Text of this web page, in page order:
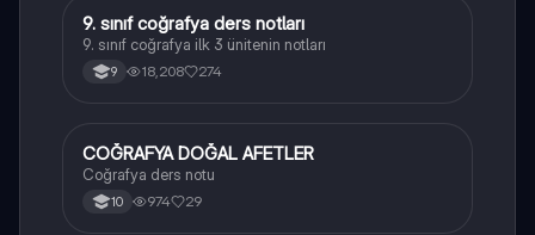
Coğrafya
9. sınıf coğrafya ders notları
9. sınıf coğrafya ilk 3 ünitenin notları
9 18,208 274
Coğrafya
COĞRAFYA DOĞAL AFETLER
Coğrafya ders notu
10 974 29